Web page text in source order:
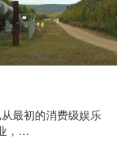
最初的消费级娱乐
，…